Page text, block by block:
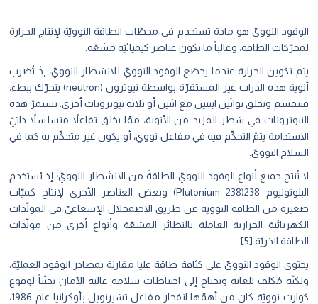
الوقود النوويّ هو مادة تستخدم في محطّات الطاقة النوويّة لإنتاج الحرارة
لمحرّكات الطاقة، وغالباً ما تكون عناصر كيميائيّة مشعّة.
يتم تكوين الحرارة عندما يخضع الوقود النوويّ للانشطار النوويّ، إذْ تُضرب
أنوية هذه الذرات غير المستقرّة بواسطة نيوترون (neutron) يتحرّك ببطء،
فتنقسم وتخلق نواتَين ابنتين مع اثنين أو ثلاثة نيوترونات أخرى. تستمرّ هذه
النيوترونات في شطر المزيد من الأنوية، ممّا يخلق تفاعلاً متسلسلاً ذاتيّ
الاستدامة يتمّ التحكّم فيه في مفاعل نووي، أو يكون غير متحكّم به كما في
السلاح النوويّ.
لا تُنتج جميع أنواع الوقود النوويّ الطاقةَ من الانشطار النوويّ؛ إذ يُستخدم
البلوتونيوم 238(Plutonium 238) وبعض العناصر الأخرى لإنتاج كميّات
صغيرة من الطاقة النووية عن طريق الاضمحلال الإشعاعيّ في المولّدات
الكهربائية الحرارية العاملة بالنظائر المشعّة وأنواع أخرى من مولّدات
الطاقة الذريّة.[5]
يحتوي الوقود النوويّ على كثافة طاقة عليا مقارنة بمصادر الوقود العمليّة،
ولكنّه مُكلف للغاية ويحتاج إلى احتياطات سلامة عالية الأمان تجنّباً لوقوع
كوارث نوويّة-كان من أهمّها انفجار مفاعل تشيرنوبل بأوكرانيا عام 1986،